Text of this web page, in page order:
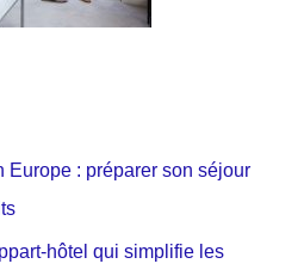
Europe : préparer son séjour
hôtel qui simplifie les